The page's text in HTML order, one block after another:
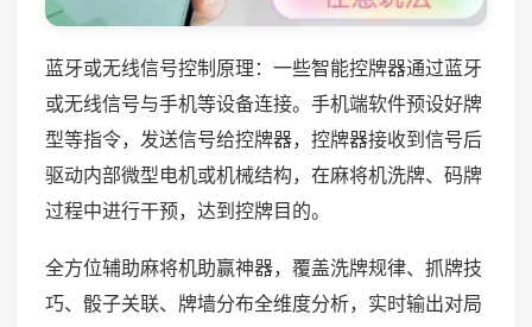
蓝牙或无线信号控制原理：一些智能控牌器通过蓝牙
或无线信号与手机等设备连接。手机端软件预设好牌
型等指令，发送信号给控牌器，控牌器接收到信号后
驱动内部微型电机或机械结构，在麻将机洗牌、码牌
过程中进行干预，达到控牌目的。
全方位辅助麻将机助赢神器，覆盖洗牌规律、抓牌技
巧、骰子关联、牌墙分布全维度分析，实时输出对局